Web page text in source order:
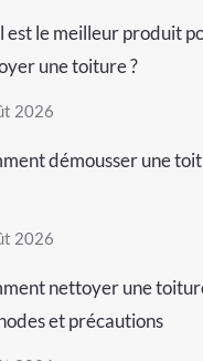
est le meilleur produit
une toiture ?
2026
démousser une
2026
nettoyer une
et précautions